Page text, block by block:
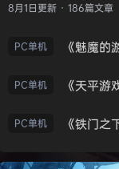
8月1日更新 · 186篇文章
PC单机 《魅魔
PC单机
PC单机 《铁门